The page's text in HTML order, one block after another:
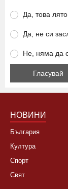
Да, това
Да, не си
Не, няма да
НОВИНИ
България
Култура
Спорт
Свят